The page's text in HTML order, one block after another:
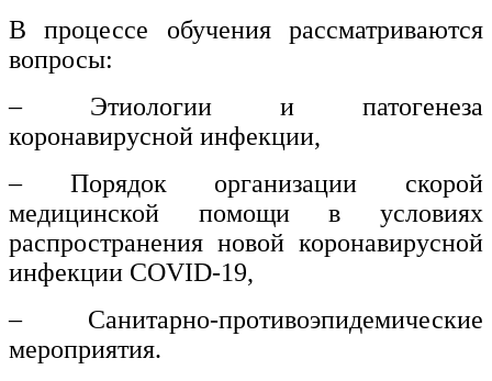
В процессе обучения рассматриваются
вопросы:
– Этиологии и патогенеза
коронавирусной инфекции,
– Порядок организации скорой
медицинской помощи в условиях
распространения новой коронавирусной
инфекции COVID-19,
– Санитарно-противоэпидемические
мероприятия.